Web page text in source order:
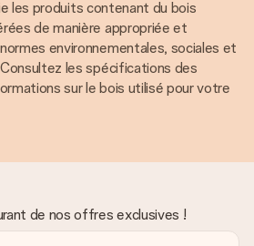
les produits contenant du bois
de manière appropriée et
environnementales, sociales et
les spécifications des
sur le bois utilisé pour votre
de nos offres exclusives !